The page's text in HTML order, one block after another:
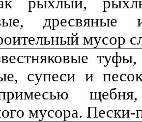
дресвяные
мусор
туфы,
, супеси и
мусора. Пески-